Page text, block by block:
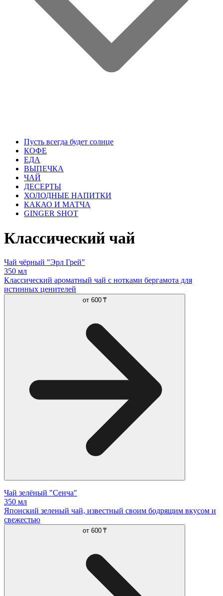
Пусть всегда будет солнце
КОФЕ
ЕДА
ВЫПЕЧКА
ЧАЙ
ДЕСЕРТЫ
ХОЛОДНЫЕ НАПИТКИ
КАКАО И МАТЧА
GINGER SHOT
Классический чай
Чай чёрный "Эрл Грей"
350 мл
Классический ароматный чай с нотками бергамота для
истинных ценителей
от 600 ₸
Чай зелёный "Сенча"
350 мл
Японский зеленый чай, известный своим бодрящим вкусом и
свежестью
от 600 ₸